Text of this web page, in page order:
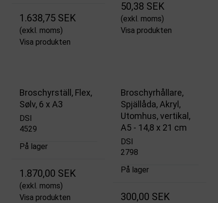
1.638,75 SEK
(exkl. moms)
Visa produkten
50,38 SEK
(exkl. moms)
Visa produkten
Broschyrställ, Flex,
Sølv, 6 x A3
DSI
4529
På lager
1.870,00 SEK
(exkl. moms)
Visa produkten
Broschyrhållare,
Spjällåda, Akryl,
Utomhus, vertikal,
A5 - 14,8 x 21 cm
DSI
2798
På lager
300,00 SEK